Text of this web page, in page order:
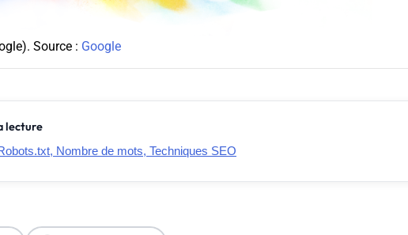
Source : Google
lecture
Nombre de mots, Techniques SEO